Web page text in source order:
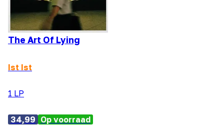
The Art Of Lying
Ist Ist
1 LP
34,99 Op voorraad